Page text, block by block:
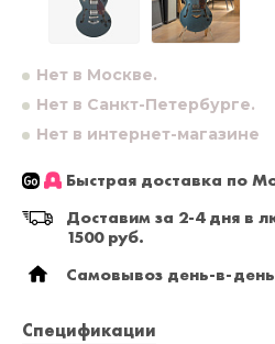
Нет в Москве.
Нет в Санкт-Петербурге.
Нет в интернет-магазине
Быстрая доставка по
Доставим за 2-4 дня в
1500 руб.
Самовывоз день-в-день
Спецификации